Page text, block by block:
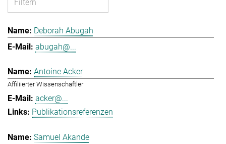
Deborah Abugah
abugah@...
Antoine Acker
Affiliierter Wissenschaftler
acker@...
Publikationsreferenzen
Samuel Akande